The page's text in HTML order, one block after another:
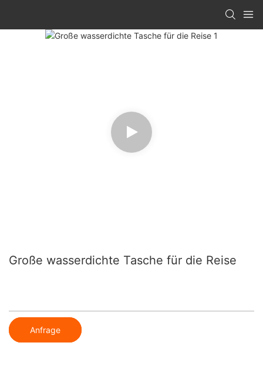
Große wasserdichte Tasche für die Reise
Anfrage